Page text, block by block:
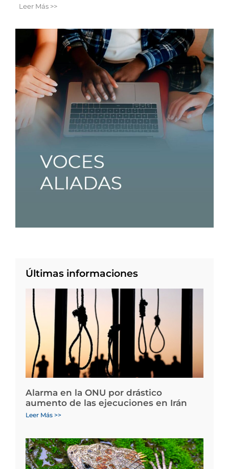
Leer Más >>
Últimas informaciones
Alarma en la ONU por drástico
aumento de las ejecuciones en Irán
Leer Más >>